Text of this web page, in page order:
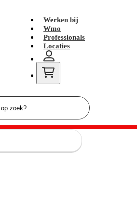
Werken bij
Wmo
Professionals
Locaties